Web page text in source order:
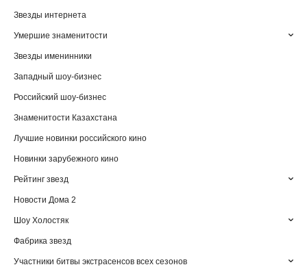
Звезды интернета
Умершие знаменитости
Звезды именинники
Западный шоу-бизнес
Российский шоу-бизнес
Знаменитости Казахстана
Лучшие новинки российского кино
Новинки зарубежного кино
Рейтинг звезд
Новости Дома 2
Шоу Холостяк
Фабрика звезд
Участники битвы экстрасенсов всех сезонов